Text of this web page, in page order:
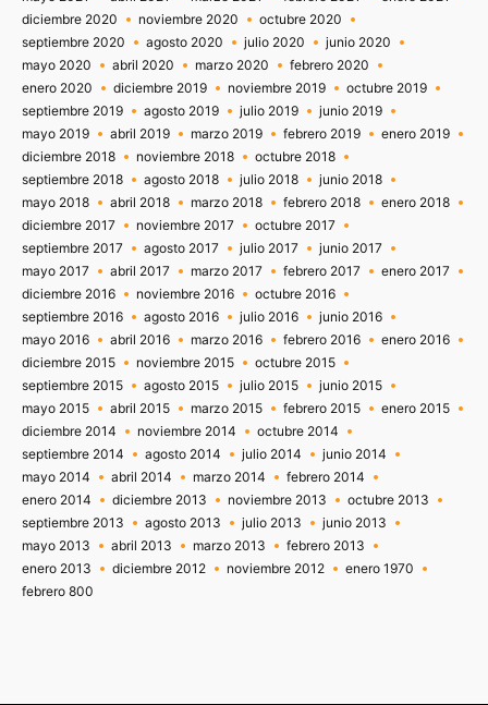
diciembre 2020
noviembre 2020
octubre 2020
septiembre 2020
agosto 2020 julio 2020
junio 2020
mayo 2020
abril 2020 marzo 2020
febrero 2020
enero 2020
diciembre 2019 noviembre 2019
octubre 2019
septiembre 2019
agosto 2019 julio 2019
junio 2019
mayo 2019
abril 2019 marzo 2019 febrero 2019
enero 2019
diciembre 2018
noviembre 2018
octubre 2018
septiembre 2018
agosto 2018 julio 2018
junio 2018
mayo 2018
abril 2018 marzo 2018 febrero 2018
enero 2018
diciembre 2017
noviembre 2017
octubre 2017
septiembre 2017
agosto 2017 julio 2017
junio 2017
mayo 2017
abril 2017 marzo 2017 febrero 2017
enero 2017
diciembre 2016
noviembre 2016
octubre 2016
septiembre 2016
agosto 2016 julio 2016
junio 2016
mayo 2016
abril 2016 marzo 2016 febrero 2016
enero 2016
diciembre 2015
noviembre 2015
octubre 2015
septiembre 2015
agosto 2015 julio 2015
junio 2015
mayo 2015
abril 2015 marzo 2015 febrero 2015
enero 2015
diciembre 2014
noviembre 2014
octubre 2014
septiembre 2014
agosto 2014 julio 2014
junio 2014
mayo 2014
abril 2014 marzo 2014
febrero 2014
enero 2014
diciembre 2013 noviembre 2013
octubre 2013
septiembre 2013
agosto 2013 julio 2013
junio 2013
mayo 2013
abril 2013 marzo 2013
febrero 2013
enero 2013
diciembre 2012 noviembre 2012
enero 1970
febrero 800